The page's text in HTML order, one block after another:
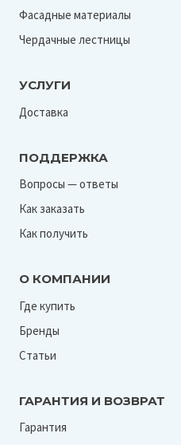
Фасадные материалы
Чердачные лестницы
УСЛУГИ
Доставка
ПОДДЕРЖКА
Вопросы — ответы
Как заказать
Как получить
О КОМПАНИИ
Где купить
Бренды
Статьи
ГАРАНТИЯ И ВОЗВРАТ
Гарантия